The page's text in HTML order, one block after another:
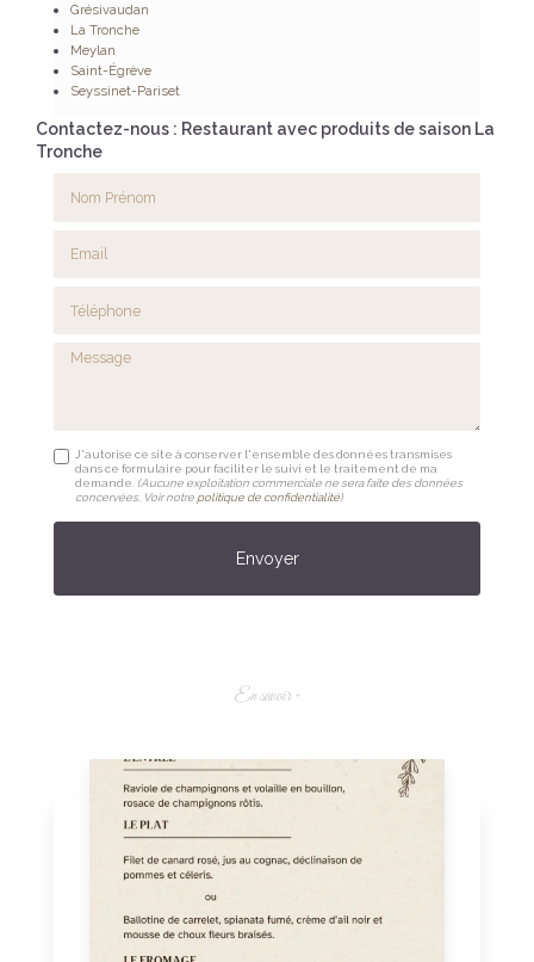
Grésivaudan
La Tronche
Meylan
Saint-Égrève
Seyssinet-Pariset
Contactez-nous : Restaurant avec produits de saison La
Tronche
Message
J'autorise ce site à conserver l'ensemble des données transmises
dans ce formulaire pour faciliter le suivi et le traitement de ma
demande. (Aucune exploitation commerciale ne sera faite des données
concervées. Voir notre politique de confidentialité)
En savoir +